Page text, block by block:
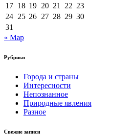
17 18 19 20 21 22 23
24 25 26 27 28 29 30
31
« Мар
Рубрики
Города и страны
Интересности
Непознанное
Природные явления
Разное
Свежие записи